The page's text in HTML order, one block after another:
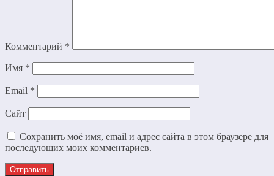
Комментарий *
Имя *
Email *
Сайт
Сохранить моё имя, email и адрес сайта в этом браузере для
последующих моих комментариев.